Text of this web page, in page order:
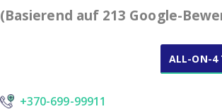
(Basierend auf 213 Google-
ALL-ON-4
+370-699-99911